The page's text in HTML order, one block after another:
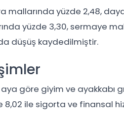
mallarında yüzde 2,48,
yüzde 3,30, sermaye
düşüş kaydedilmiştir.
göre giyim ve ayakkabı
8,02 ile sigorta ve finansal